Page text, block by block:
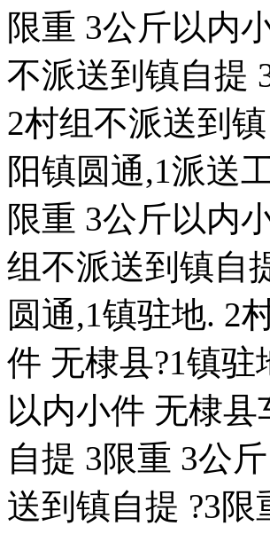
限重 3公斤以内
不派送到镇自提
2村组不派送到
阳镇圆通,1派送
限重 3公斤以内
组不派送到镇自
圆通,1镇驻地. 2
件 无棣县?1镇驻
以内小件 无棣
自提 3限重 3公
送到镇自提 ?3